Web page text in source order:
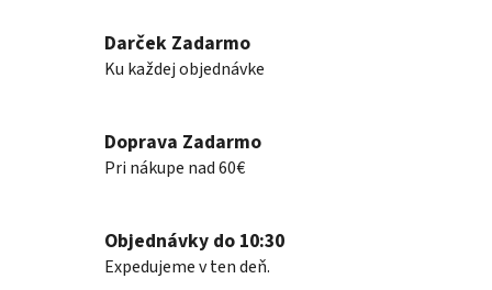
c
i
e
v
k
ý
p
i
e
Darček Zadarmo
Ku každej objednávke
Doprava Zadarmo
Pri nákupe nad 60€
Objednávky do 10:30
Expedujeme v ten deň.